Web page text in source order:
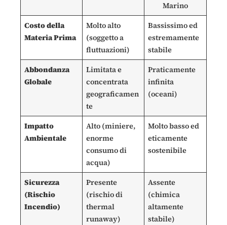
Marino
Costo della
Materia Prima
Molto alto
(soggetto a
fluttuazioni)
Bassissimo ed
estremamente
stabile
Abbondanza
Globale
Limitata e
concentrata
geograficamen
te
Praticamente
infinita
(oceani)
Impatto
Ambientale
Alto (miniere,
enorme
consumo di
acqua)
Molto basso ed
eticamente
sostenibile
Sicurezza
(Rischio
Incendio)
Presente
(rischio di
thermal
runaway)
Assente
(chimica
altamente
stabile)